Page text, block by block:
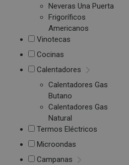
Neveras Una Puerta
Frigoríficos
Americanos
Vinotecas
Cocinas
Calentadores
Calentadores Gas
Butano
Calentadores Gas
Natural
Termos Eléctricos
Microondas
Campanas